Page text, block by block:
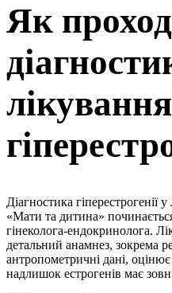
Як
лікування
Діагностика гіперестрогенії
«Мати та дитина»
гінеколога-ендокринолога.
детальний анамнез, зокрема
антропометричні дані,
надлишок естрогенів має